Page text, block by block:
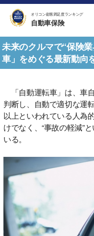
オリコン顧客満足度ランキング
自動車保険
未来のクルマで“保険
車」をめぐる最新動向
「自動運転車」は、車
判断し、自動で適切な運
以上といわれている人為
けでなく、“事故の軽減”
いる。